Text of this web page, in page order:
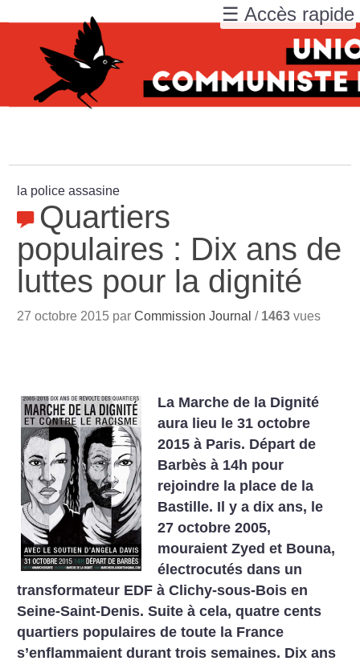
la police assasine
Quartiers
populaires : Dix ans de
luttes pour la dignité
27 octobre 2015 parCommission Journal / 1463 vues
La Marche de la Dignité
aura lieu le 31 octobre
2015 à Paris. Départ de
Barbès à 14h pour
rejoindre la place de la
Bastille. Il y a dix ans, le
27 octobre 2005,
mouraient Zyed et Bouna,
électrocutés dans un
transformateur EDF à Clichy-sous-Bois en
Seine-Saint-Denis. Suite à cela, quatre cents
quartiers populaires de toute la France
s’enflammaient durant trois semaines. Dix ans
☰ Accès rapide